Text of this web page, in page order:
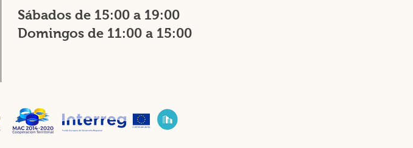
Sábados de 15:00 a 19:00
Domingos de 11:00 a 15:00